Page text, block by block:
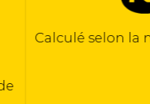
Calculé selon la norme